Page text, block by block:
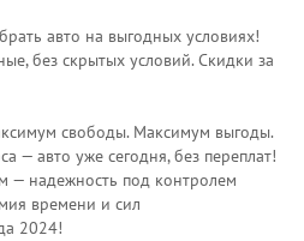
авто на выгодных условиях!
без скрытых условий. Скидки за
свободы. Максимум выгоды.
— авто уже сегодня, без переплат!
— надежность под контролем
времени и сил
2024!